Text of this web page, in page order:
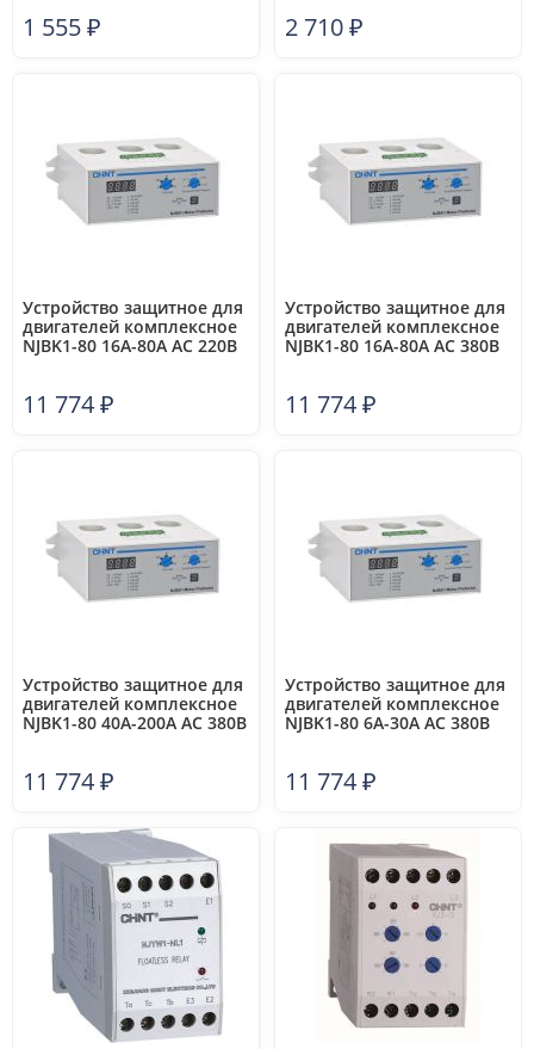
1 555₽ 2 710₽
Устройство защитное для
двигателей комплексное
NJBK1-80 16А-80А AC 220В
11 774₽
Устройство защитное для
двигателей комплексное
NJBK1-80 16А-80А AC 380В
11 774₽
Устройство защитное для
двигателей комплексное
NJBK1-80 40А-200А AC 380В
11 774₽
Устройство защитное для
двигателей комплексное
NJBK1-80 6А-30А AC 380В
11 774₽